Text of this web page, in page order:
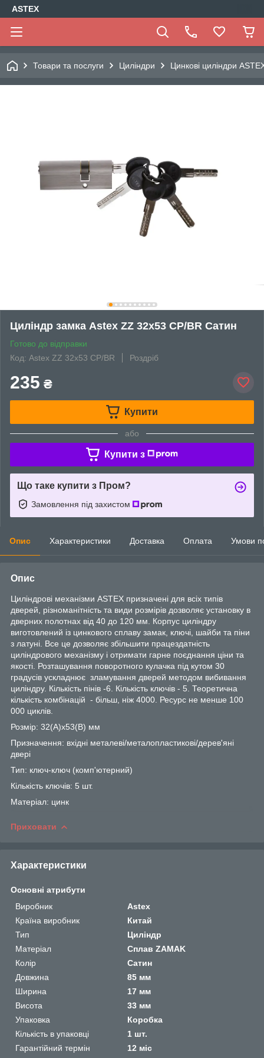
ASTEX
Товари та послуги Циліндри Цинкові циліндри
Циліндр замка Astex ZZ 32x53 CP/BR Сатин
Готово до відправки
Код: Astex ZZ 32x53 CP/BR
Роздріб
235 ₴
Купити
або
Купити з
Що таке купити з Пром?
Замовлення під захистом
Опис Характеристики Доставка Оплата Умови
Опис
Циліндрові механізми ASTEX призначені для всіх типів
дверей, різноманітність та види розмірів дозволяє установку в
дверних полотнах від 40 до 120 мм. Корпус циліндру
виготовлений із цинкового сплаву замак, ключі, шайби та піни
з латуні. Все це дозволяє збільшити працездатність
циліндрового механізму і отримати гарне поєднання ціни та
якості. Розташування поворотного кулачка під кутом 30
градусів ускладнює зламування дверей методом вибивання
циліндру. Кількість пінів -6. Кількість ключів - 5. Теоретична
кількість комбінацій - більш, ніж 4000. Ресурс не менше 100
000 циклів.
Розмір: 32(А)х53(В) мм
Призначення: вхідні металеві/металопластикові/дерев'яні
двері
Тип: ключ-ключ (комп'ютерний)
Кількість ключів: 5 шт.
Матеріал: цинк
Приховати
Характеристики
Основні атрибути
Виробник
Astex
Країна виробник
Китай
Тип
Циліндр
Матеріал
Сплав ZAMAK
Колір
Сатин
Довжина
85 мм
Ширина
17 мм
Висота
33 мм
Упаковка
Коробка
Кількість в упаковці
1 шт.
Гарантійний термін
12 міс